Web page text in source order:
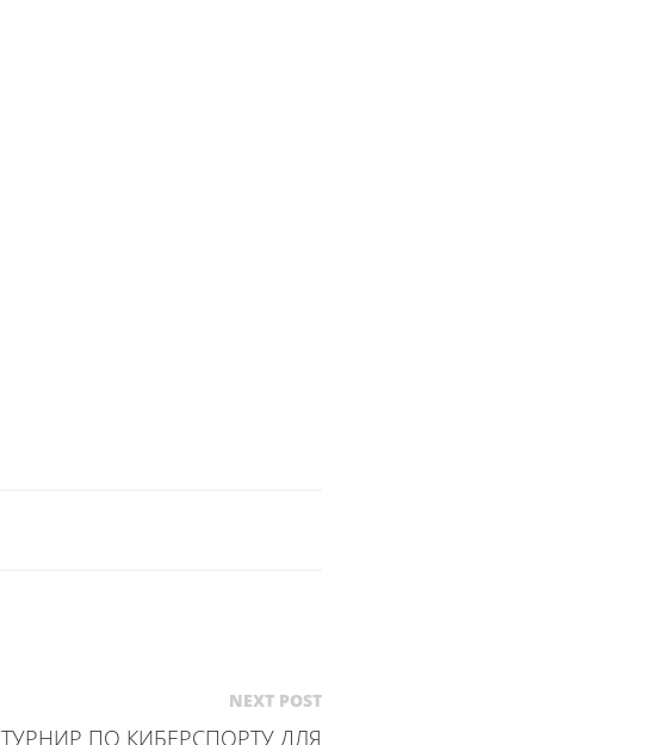
NEXT POST
ТУРНИР ПО КИБЕРСПОРТУ ДЛЯ